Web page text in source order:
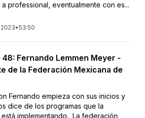
professional, eventualmente con es...
•53:50
48: Fernando Lemmen Meyer -
de la Federación Mexicana de
Fernando empieza con sus inicios y
dice de los programas que la
implementando. La federación